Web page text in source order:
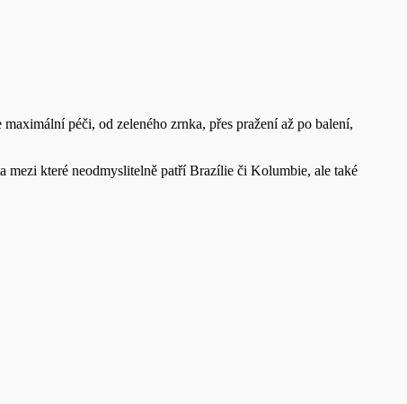
maximální péči, od zeleného zrnka, přes pražení až po balení,
mezi které neodmyslitelně patří Brazílie či Kolumbie, ale také